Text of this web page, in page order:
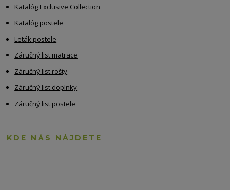
Katalóg Exclusive Collection
Katalóg postele
Leták postele
Záručný list matrace
Záručný list rošty
Záručný list doplnky
Záručný list postele
KDE NÁS NÁJDETE